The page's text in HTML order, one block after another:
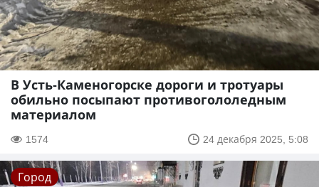
В Усть-Каменогорске дороги и тротуары
обильно посыпают противогололедным
материалом
1574 24 декабря 2025, 5:08
Город